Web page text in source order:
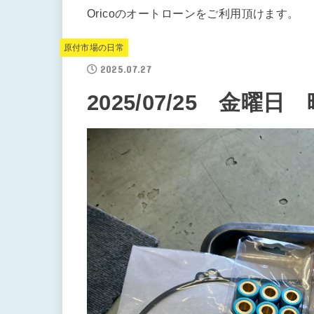
Oricoのオートローンをご利用頂けます。
原付市場の日常
2025.07.27
2025/07/25 金曜日